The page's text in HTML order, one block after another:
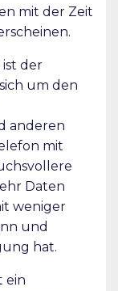
mit der Zeit
der
um den
anderen
mit
Daten
weniger
und
hat.
ein